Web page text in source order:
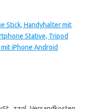
Stick, Handyhalter mit
Stative, Tripod
iPhone Android